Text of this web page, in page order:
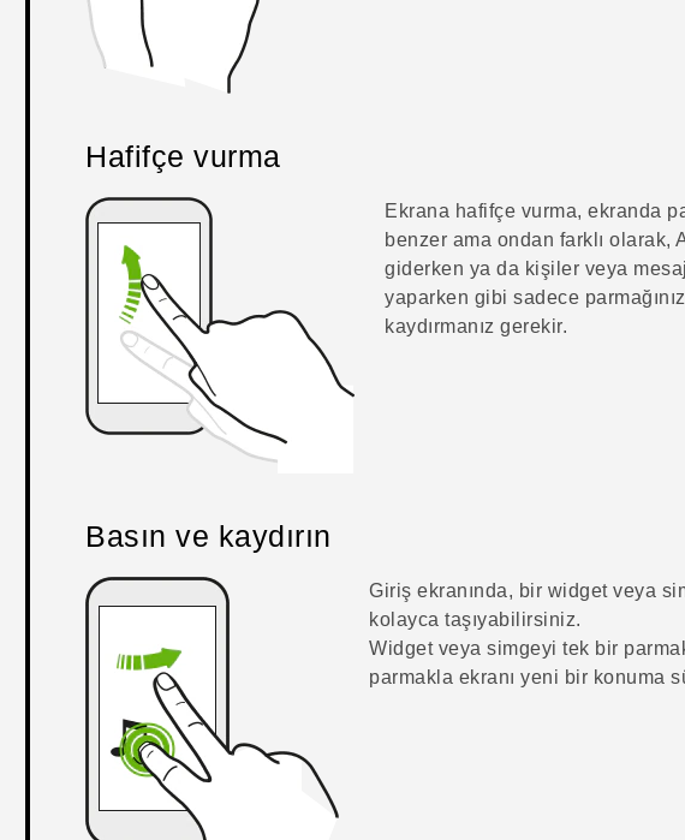
Hafifçe vurma
Ekrana hafifçe vurma, ekranda
benzer ama ondan farklı olarak,
giderken ya da kişiler veya
yaparken gibi sadece
kaydırmanız gerekir.
Basın ve kaydırın
Giriş ekranında, bir widget veya
kolayca taşıyabilirsiniz.
Widget veya simgeyi tek bir
parmakla ekranı yeni bir konuma